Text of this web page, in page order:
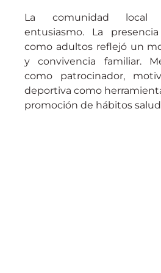
La comunidad local
entusiasmo. La
como adultos reflejó un
y convivencia familiar.
como patrocinador,
deportiva como
promoción de hábitos